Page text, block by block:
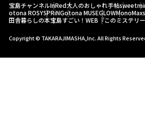
宝島チャンネルInRed大人のおしゃれ手帖sweet
otona ROSYSPRiNGotona MUSEGLOWMonoMax
田舎暮らしの本宝島すごい！WEB 『このミステリ
Copyright © TAKARAJIMASHA,Inc. All Rights